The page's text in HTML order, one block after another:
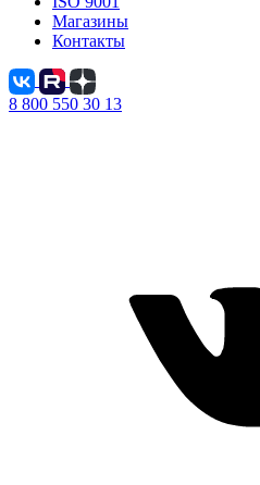
Магазины
Контакты
8 800 550 30 13